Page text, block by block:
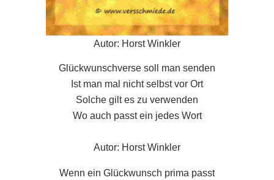
Autor: Horst Winkler
Glückwunschverse soll man senden
Ist man mal nicht selbst vor Ort
Solche gilt es zu verwenden
Wo auch passt ein jedes Wort
Autor: Horst Winkler
Wenn ein Glückwunsch prima passt